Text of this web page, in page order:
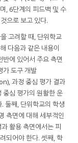
, 6단계의 피드백 및 수
으로 보고 있다.
고려할 때, 단위학교
다음과 같은 내용이
에 있어서 주요 측면
가 도구 개발
과정 중심 평가 결과
심 평가의 원활한 운
둘째, 단위학교의 학생
측면에 대해 세부적인
활용 측면에서는 피
되어야 한다. 셋째, 학